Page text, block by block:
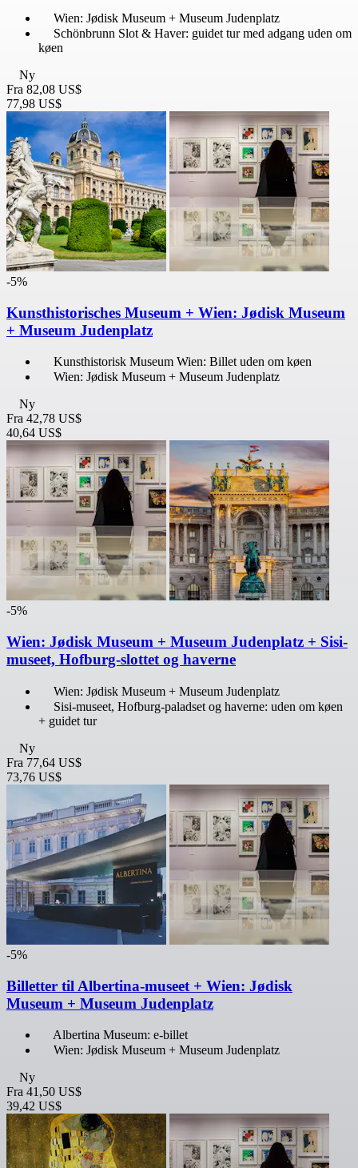
Wien: Jødisk Museum + Museum Judenplatz
Schönbrunn Slot & Haver: guidet tur med adgang uden om
køen
Ny
Fra 82,08 US$
77,98 US$
-5%
Kunsthistorisches Museum + Wien: Jødisk Museum
+ Museum Judenplatz
Kunsthistorisk Museum Wien: Billet uden om køen
Wien: Jødisk Museum + Museum Judenplatz
Ny
Fra 42,78 US$
40,64 US$
-5%
Wien: Jødisk Museum + Museum Judenplatz + Sisi-
museet, Hofburg-slottet og haverne
Wien: Jødisk Museum + Museum Judenplatz
Sisi-museet, Hofburg-paladset og haverne: uden om køen
+ guidet tur
Ny
Fra 77,64 US$
73,76 US$
-5%
Billetter til Albertina-museet + Wien: Jødisk
Museum + Museum Judenplatz
Albertina Museum: e-billet
Wien: Jødisk Museum + Museum Judenplatz
Ny
Fra 41,50 US$
39,42 US$